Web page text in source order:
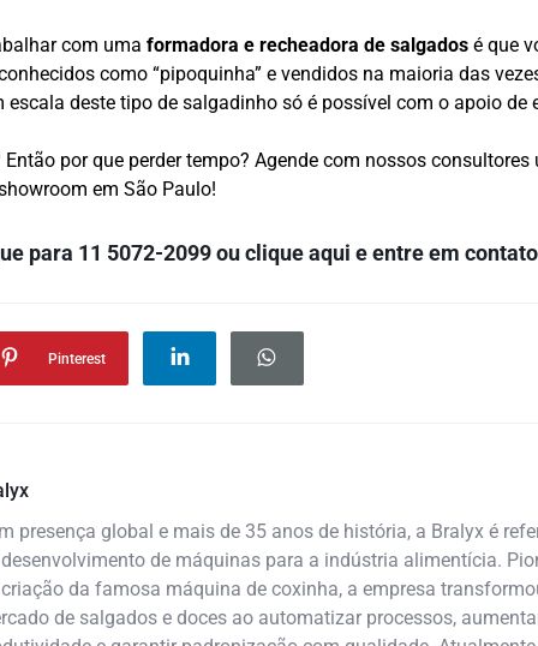
com uma formadora e recheadora de salgados é que
como “pipoquinha” e vendidos na maioria das
escala deste tipo de salgadinho só é possível com o apoio de
Então por que perder tempo? Agende com nossos consultores
em São Paulo!
para 11 5072-2099ouclique aqui e entre em
Pinterest
presença global e mais de 35 anos de história, a Bralyx é
de máquinas para a indústria alimentícia.
da famosa máquina de coxinha, a empresa
de salgados e doces ao automatizar processos,